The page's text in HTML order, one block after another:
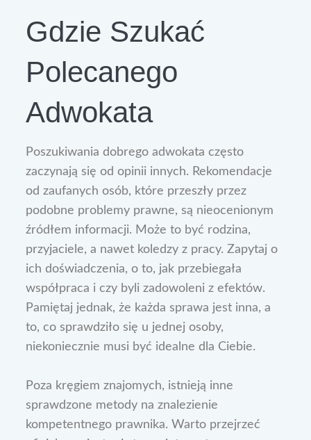
Gdzie Szukać
Polecanego
Adwokata
Poszukiwania dobrego adwokata często
zaczynają się od opinii innych. Rekomendacje
od zaufanych osób, które przeszły przez
podobne problemy prawne, są nieocenionym
źródłem informacji. Może to być rodzina,
przyjaciele, a nawet koledzy z pracy. Zapytaj o
ich doświadczenia, o to, jak przebiegała
współpraca i czy byli zadowoleni z efektów.
Pamiętaj jednak, że każda sprawa jest inna, a
to, co sprawdziło się u jednej osoby,
niekoniecznie musi być idealne dla Ciebie.
Poza kręgiem znajomych, istnieją inne
sprawdzone metody na znalezienie
kompetentnego prawnika. Warto przejrzeć